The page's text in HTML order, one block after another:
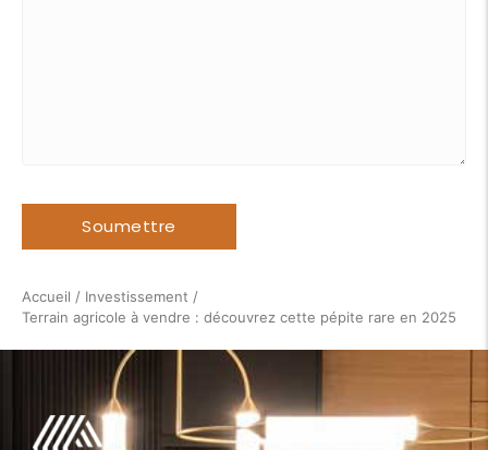
Accueil / Investissement /
Terrain agricole à vendre : découvrez cette pépite rare en 2025